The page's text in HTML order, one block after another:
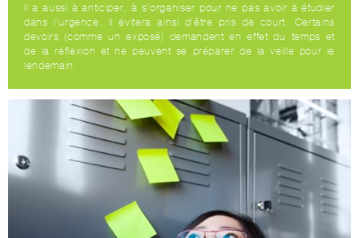
Il a aussi à anticiper, à s’organiser pour ne pas avoir à étudier
dans l’urgence. Il évitera ainsi d’être pris de court. Certains
devoirs (comme un exposé) demandent en effet du temps et
de la réflexion et ne peuvent se préparer de la veille pour le
lendemain.